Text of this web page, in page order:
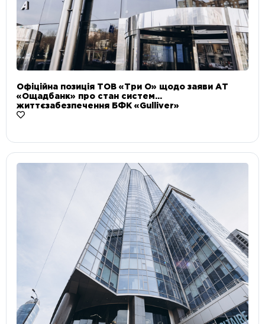
Офіційна позиція ТОВ «Три О» щодо заяви АТ
«Ощадбанк» про стан систем
життєзабезпечення БФК «Gulliver»